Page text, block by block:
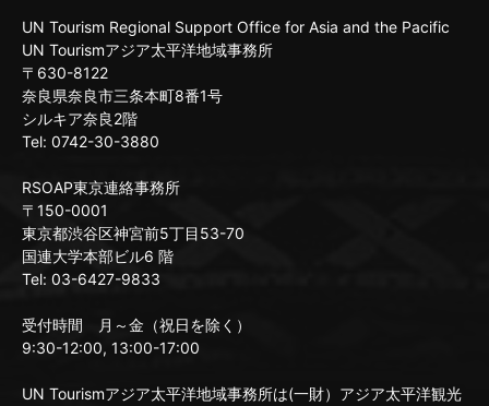
UN Tourism Regional Support Office for Asia and the Pacific
UN Tourismアジア太平洋地域事務所
〒630-8122
奈良県奈良市三条本町8番1号
シルキア奈良2階
Tel: 0742-30-3880
RSOAP東京連絡事務所
〒150-0001
東京都渋谷区神宮前5丁目53-70
国連大学本部ビル6 階
Tel: 03-6427-9833
受付時間 月～金（祝日を除く）
9:30-12:00, 13:00-17:00
UN Tourismアジア太平洋地域事務所は(一財）アジア太平洋観光